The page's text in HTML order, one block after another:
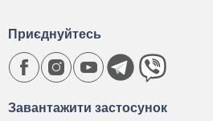
Завантажити застосунок
Приєднуйтесь